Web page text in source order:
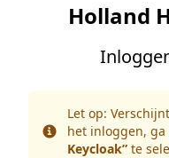
Holland
Info
Let op:
het inloggen,
Keycloak” te